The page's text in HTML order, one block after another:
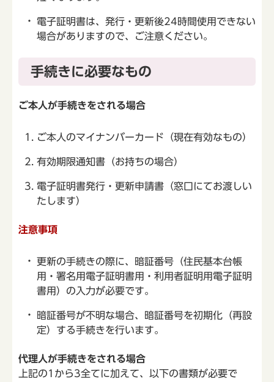
電子証明書は、発行・更新後24時間使用できない
場合がありますので、ご注意ください。
手続きに必要なもの
ご本人が手続きをされる場合
ご本人のマイナンバーカード（現在有効なもの）
有効期限通知書（お持ちの場合）
電子証明書発行・更新申請書（窓口にてお渡しい
たします）
注意事項
更新の手続きの際に、暗証番号（住民基本台帳
用・署名用電子証明書用・利用者証明用電子証明
書用）の入力が必要です。
暗証番号が不明な場合、暗証番号を初期化（再設
定）する手続きを行います。
代理人が手続きをされる場合
上記の1から3全てに加えて、以下の書類が必要で